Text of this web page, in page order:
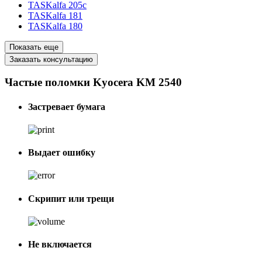
TASKalfa 205c
TASKalfa 181
TASKalfa 180
Показать еще
Заказать консультацию
Частые поломки Kyocera KM 2540
Застревает бумага
Выдает ошибку
Скрипит или трещи
Не включается